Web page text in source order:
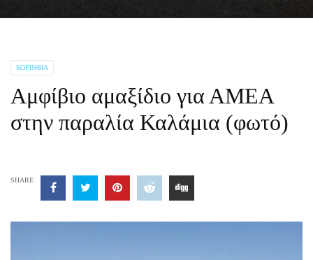
ΚΟΡΙΝΘΊΑ
Αμφίβιο αμαξίδιο για ΑΜΕΑ
στην παραλία Καλάμια (φωτό)
SHARE